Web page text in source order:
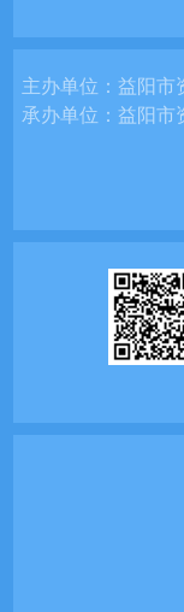
主办单位：益阳市
承办单位：益阳市